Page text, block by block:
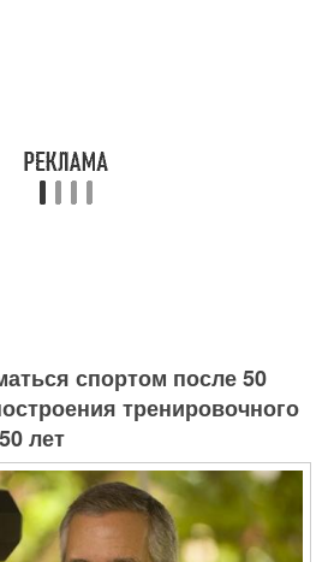
спортом после 50
тренировочного
лет